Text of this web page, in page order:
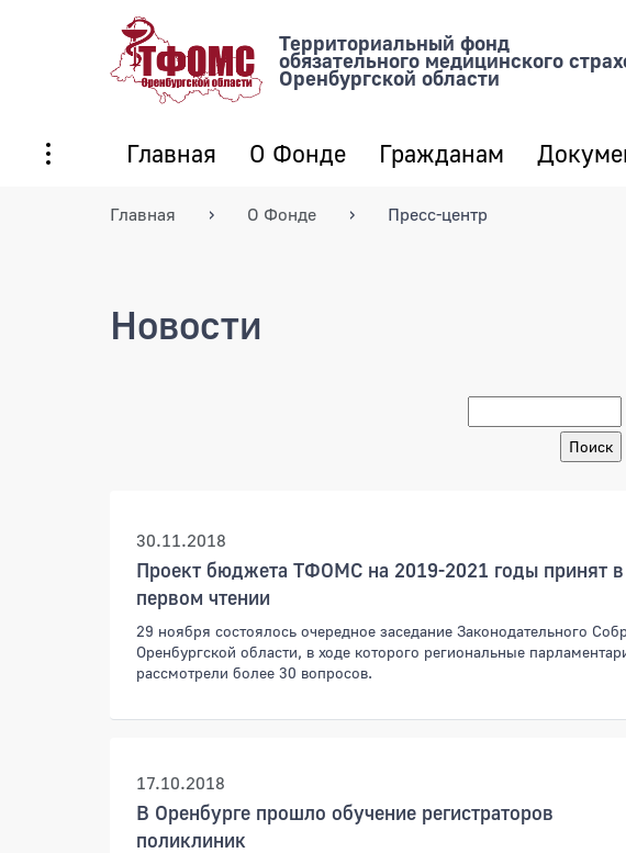
Территориальный фонд
обязательного медицинского
Оренбургской области
Главная О Фонде Гражданам
Главная О Фонде Пресс-центр
Новости
30.11.2018
Проект бюджета ТФОМС на 2019-2021 годы принят в
первом чтении
29 ноября состоялось очередное заседание Законодательного
Оренбургской области, в ходе которого региональные
рассмотрели более 30 вопросов.
17.10.2018
В Оренбурге прошло обучение регистраторов
поликлиник